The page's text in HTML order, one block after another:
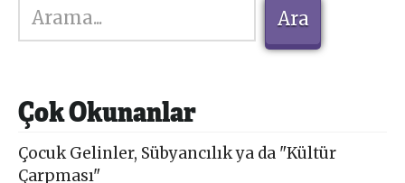
Ara
Ara
Çok Okunanlar
Çocuk Gelinler, Sübyancılık ya da "Kültür
Çarpması"